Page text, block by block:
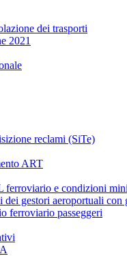
dei trasporti
2021
reclami (SiTe)
ART
ferroviario e condizioni
dei gestori aeroportuali con
ferroviario passeggeri